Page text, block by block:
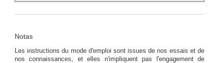
Notas
Les instructions du mode d'emploi sont issues de nos essais et de
nos connaissances, et elles n'impliquent pas l'engagement de